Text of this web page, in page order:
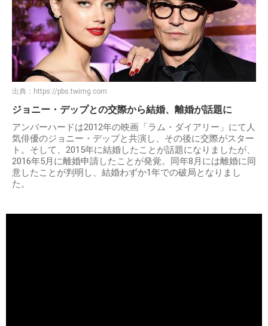
出典： https://pbs.twimg.com
ジョニー・デップとの交際から結婚、離婚が話題に
アンバーハードは2012年の映画「ラム・ダイアリー」にて人
気俳優のジョニー・デップと共演し、その後に交際がスター
ト。そして、2015年に結婚したことが話題になりましたが、
2016年5月に離婚申請したことが発覚。同年8月には離婚に同
意したことが判明し、結婚わずか1年での破局となりまし
た。